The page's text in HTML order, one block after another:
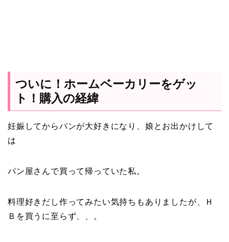
ついに！ホームベーカリーをゲッ
ト！購入の経緯
妊娠してからパンが大好きになり、娘とお出かけして
は
パン屋さんで買って帰っていた私。
料理好きだし作ってみたい気持ちもありましたが、Ｈ
Ｂを買うに至らず、、。